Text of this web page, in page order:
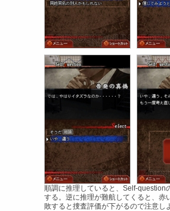
順調に推理していると、Self-question
する。逆に推理が難航してくると、赤
敗すると捜査評価が下がるので注意し